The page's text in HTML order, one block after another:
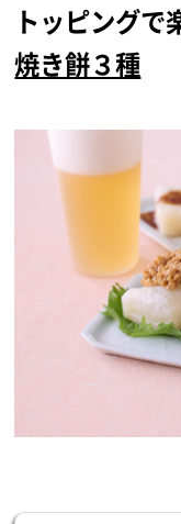
トッピングで
焼き餅３種